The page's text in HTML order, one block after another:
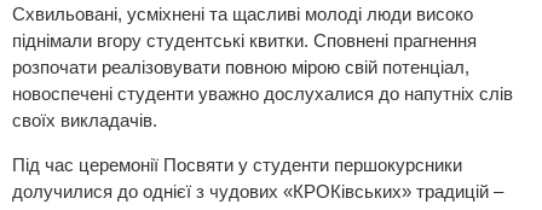
Схвильовані, усміхнені та щасливі молоді люди високо
піднімали вгору студентські квитки. Сповнені прагнення
розпочати реалізовувати повною мірою свій потенціал,
новоспечені студенти уважно дослухалися до напутніх слів
своїх викладачів.
Під час церемонії Посвяти у студенти першокурсники
долучилися до однієї з чудових «КРОКівських» традицій –